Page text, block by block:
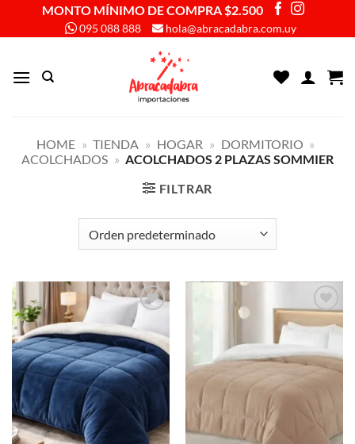
MONTO MÍNIMO DE COMPRA $2.500
095 088 888 hola@abracadabra.com.uy
HOME » TIENDA » HOGAR » DORMITORIO »
ACOLCHADOS » ACOLCHADOS 2 PLAZAS SOMMIER
FILTRAR
Añadir
a la
lista de
deseos
deseos